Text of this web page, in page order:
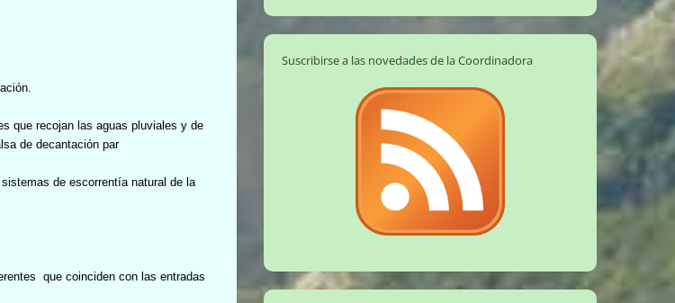
que recojan las aguas pluviales y de
de decantación par
de escorrentía natural de la
que coinciden con las entradas
Suscribirse a las novedades de la Coordinadora